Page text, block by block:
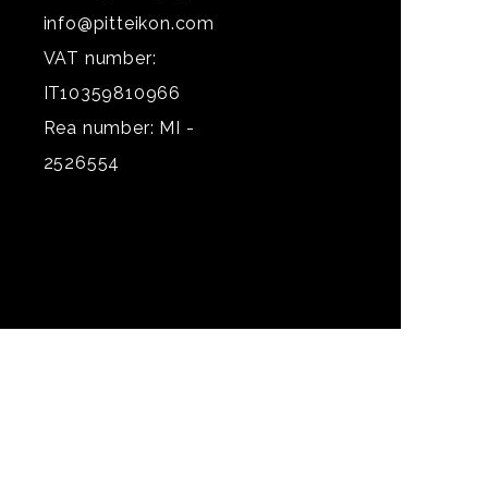
info@pitteikon.com
VAT number:
IT10359810966
Rea number: MI -
2526554